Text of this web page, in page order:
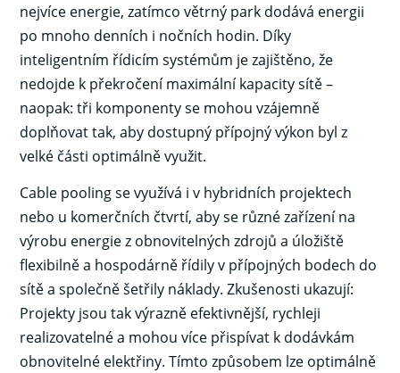
nejvíce energie, zatímco větrný park dodává energii
po mnoho denních i nočních hodin. Díky
inteligentním řídicím systémům je zajištěno, že
nedojde k překročení maximální kapacity sítě –
naopak: tři komponenty se mohou vzájemně
doplňovat tak, aby dostupný přípojný výkon byl z
velké části optimálně využit.
Cable pooling se využívá i v hybridních projektech
nebo u komerčních čtvrtí, aby se různé zařízení na
výrobu energie z obnovitelných zdrojů a úložiště
flexibilně a hospodárně řídily v přípojných bodech do
sítě a společně šetřily náklady. Zkušenosti ukazují:
Projekty jsou tak výrazně efektivnější, rychleji
realizovatelné a mohou více přispívat k dodávkám
obnovitelné elektřiny. Tímto způsobem lze optimálně